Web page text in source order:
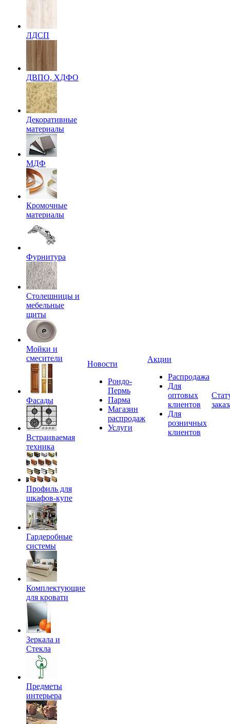
ЛДСП
ДВПО, ХДФО
Декоративные
материалы
МДФ
Кромочные
материалы
Фурнитура
Столешницы и
мебельные
щиты
Мойки и
смесители
Фасады
Встраиваемая
техника
Профиль для
шкафов-купе
Гардеробные
системы
Комплектующие
для кровати
Зеркала и
Стекла
Предметы
интерьера
Новости
Рондо-
Пермь
Парма
Магазин
распродаж
Услуги
Акции
Распродажа
Для
оптовых
клиентов
Для
розничных
клиентов